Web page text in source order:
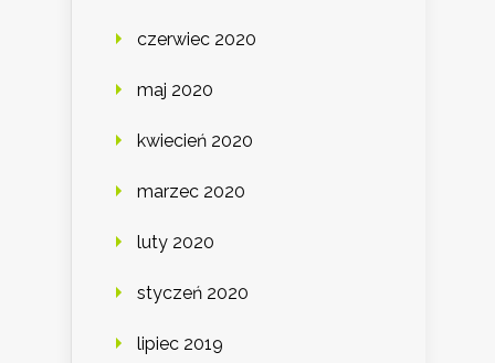
czerwiec 2020
maj 2020
kwiecień 2020
marzec 2020
luty 2020
styczeń 2020
lipiec 2019